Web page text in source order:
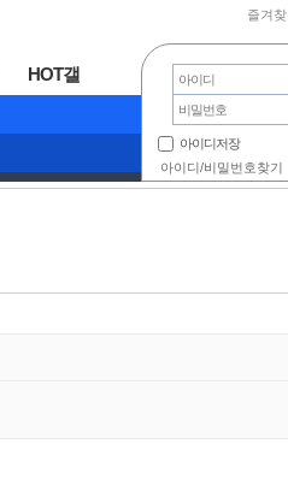
즐겨
아이디
비밀번호
아이디저장
아이디/비밀번호찾기
HOT갤